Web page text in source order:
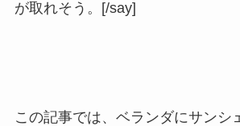
が取れそう。[/say]
この記事では、ベランダにサンシ